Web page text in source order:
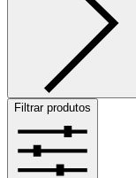
Filtrar produtos